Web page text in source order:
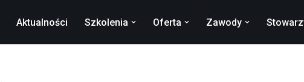
Aktualności Szkolenia Oferta Zawody